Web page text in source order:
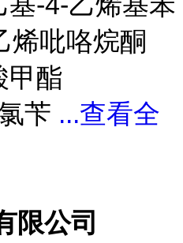
烯吡咯烷酮
甲酯
苄 ...查看全
限公司